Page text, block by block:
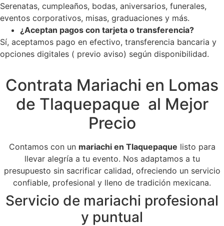
Serenatas, cumpleaños, bodas, aniversarios, funerales,
eventos corporativos, misas, graduaciones y más.
¿Aceptan pagos con tarjeta o transferencia?
Sí, aceptamos pago en efectivo, transferencia bancaria y
opciones digitales ( previo aviso) según disponibilidad.
Contrata Mariachi en Lomas
de Tlaquepaque al Mejor
Precio
Contamos con un mariachi en Tlaquepaque listo para
llevar alegría a tu evento. Nos adaptamos a tu
presupuesto sin sacrificar calidad, ofreciendo un servicio
confiable, profesional y lleno de tradición mexicana.
Servicio de mariachi profesional
y puntual